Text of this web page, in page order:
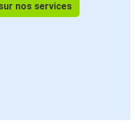
nos services